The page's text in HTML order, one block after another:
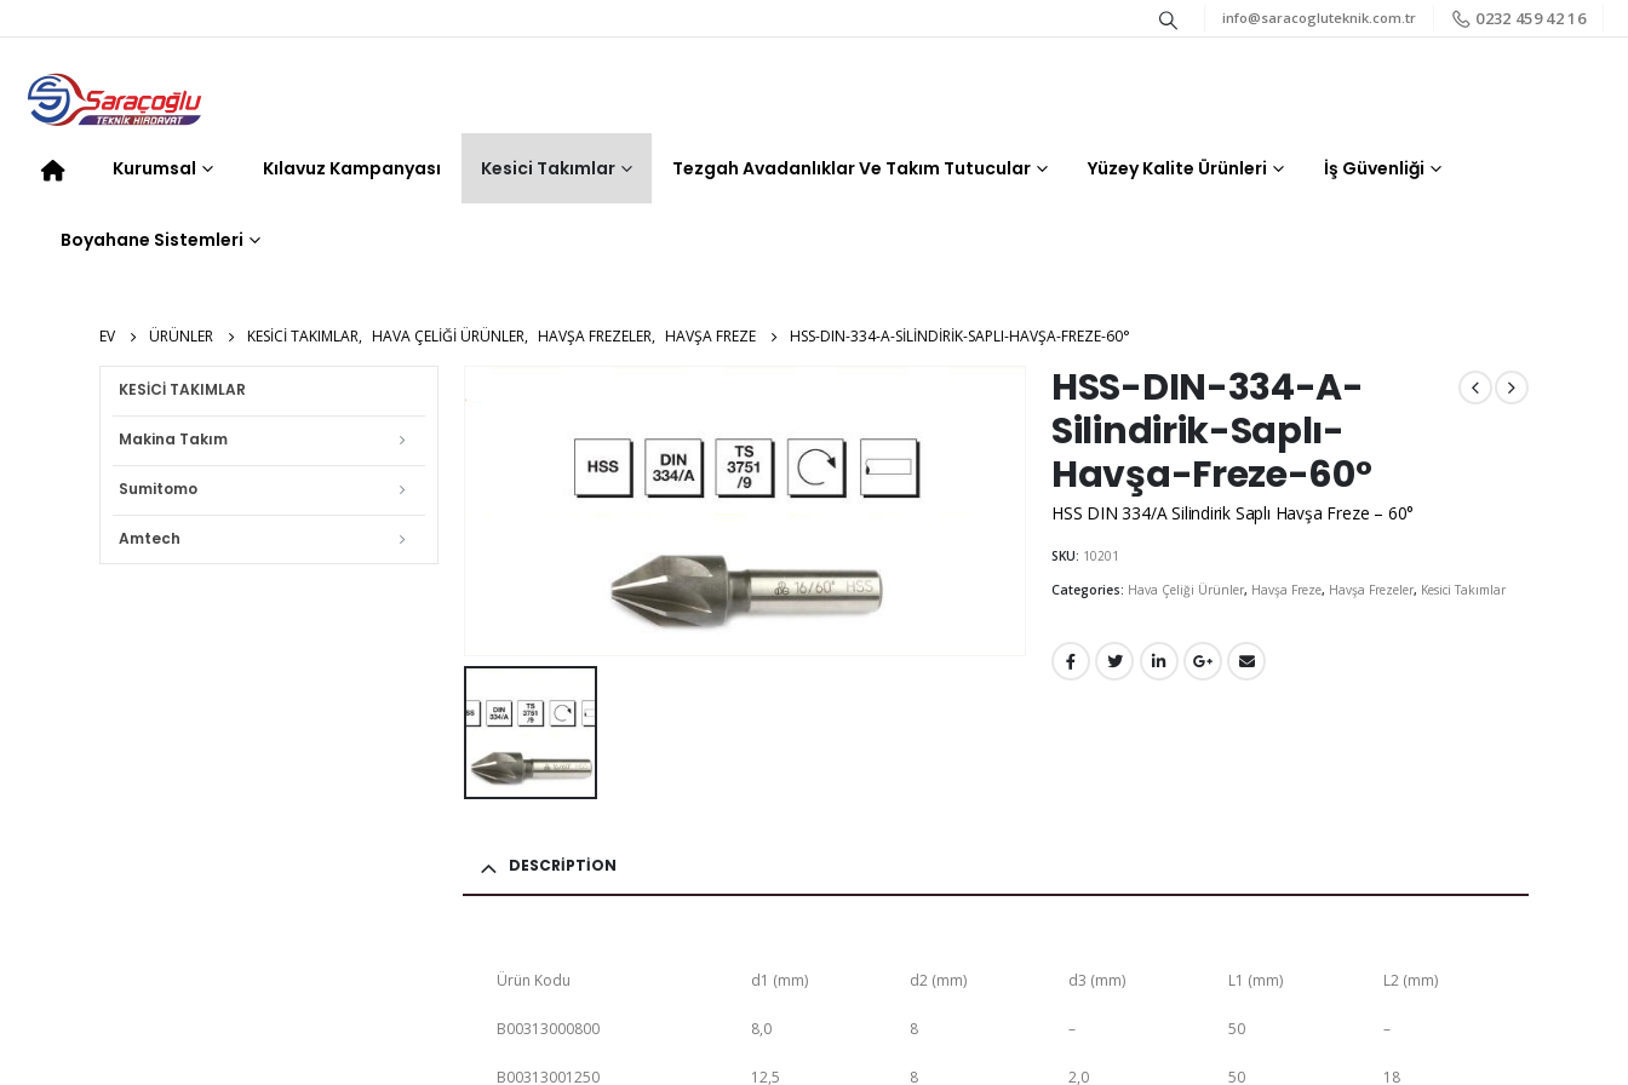
info@saracogluteknik.com.tr 0232 459 42 16
Kurumsal Kılavuz Kampanyası Kesici Takımlar Tezgah Avadanlıklar Ve Takım Tutucular Yüzey Kalite Ürünleri İş Güvenliği
Boyahane Sistemleri
EV ÜRÜNLER KESICI TAKIMLAR, HAVA ÇELIĞI ÜRÜNLER, HAVŞA FREZELER, HAVŞA FREZE HSS-DIN-334-A-SILINDIRIK-SAPLI-HAVŞA-FREZE-60°
HSS-DIN-334-A-
Silindirik-Saplı-
Havşa-Freze-60°
HSS DIN 334/A Silindirik Saplı Havşa Freze – 60°
SKU: 10201
Categories: Hava Çeliği Ürünler, Havşa Freze, Havşa Frezeler, Kesici Takımlar
DESCRIPTION
Ürün Kodu d1 (mm) d2 (mm) d3 (mm) L1 (mm) L2 (mm)
B00313000800 8,0 8 – 50 –
B00313001250 12,5 8 2,0 50 18
KESİCİ TAKIMLAR
Makina Takım
Sumitomo
Amtech